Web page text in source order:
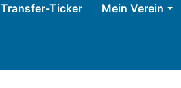
Transfer-Ticker Mein Verein